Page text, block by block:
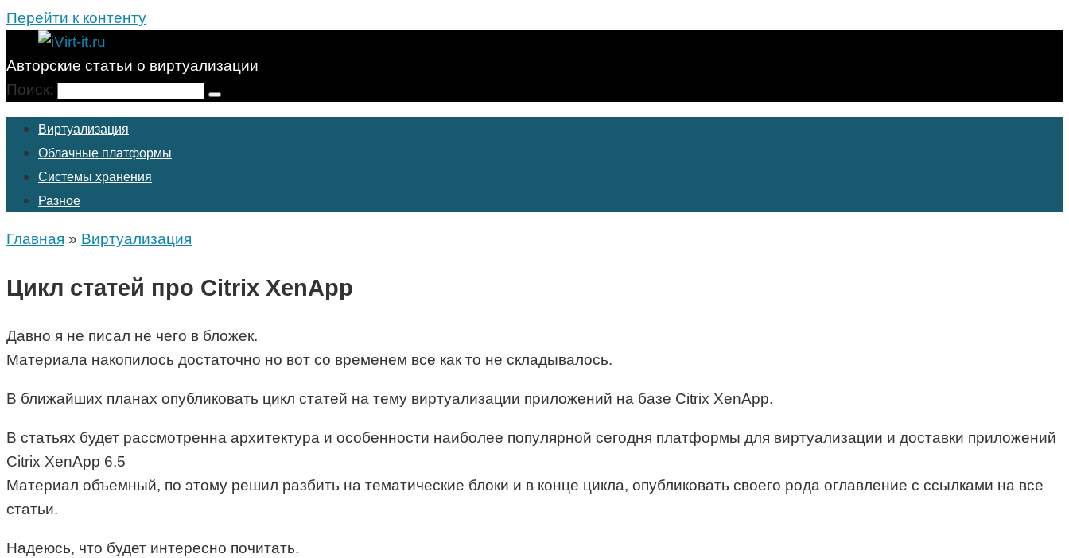
Перейти к контенту
Авторские статьи о виртуализации
Поиск:
Виртуализация
Облачные платформы
Системы хранения
Разное
Главная » Виртуализация
Цикл статей про Citrix XenApp
Давно я не писал не чего в бложек.
Материала накопилось достаточно но вот со временем все как то не складывалось.
В ближайших планах опубликовать цикл статей на тему виртуализации приложений на базе Citrix XenApp.
В статьях будет рассмотренна архитектура и особенности наиболее популярной сегодня платформы для виртуализации и доставки приложений
Citrix XenApp 6.5
Материал объемный, по этому решил разбить на тематические блоки и в конце цикла, опубликовать своего рода оглавление с ссылками на все
статьи.
Надеюсь, что будет интересно почитать.